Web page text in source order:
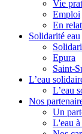
Vie
Emploi
En
Solidarité eau
Epura
Saint-
L’eau
L’eau
Nos
Un
L'eau